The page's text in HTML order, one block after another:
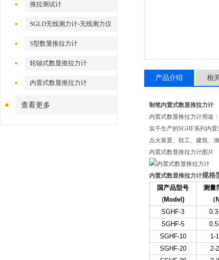
推拉测试计
SGLD无线测力计-无线测力仪
S型数显推拉力计
轮辐式数显推拉力计
内置式数显推拉力计
查看更多
产品介绍 相
制笔内置式数显推拉力计
内置式数显推拉
实干生产的SGHF系列内
点火装置、轻工、建筑、
内置式数显推拉力计图片
内置式数显推拉力计规格
国产品型号
(Model)
测量
（
SGHF-3
SGHF-5
SGHF-10
1-
SGHF-20
2-